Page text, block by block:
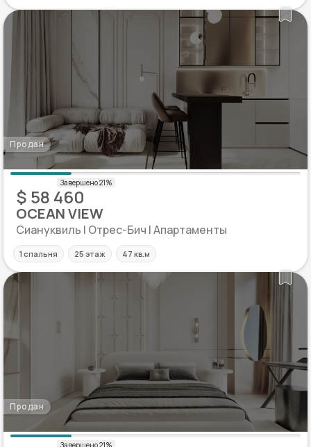
Продан
$ 58 460
OCEAN VIEW
Сиануквиль | Отрес-Бич | Апартаменты
1 спальня 25 этаж 47 кв.м
Продан